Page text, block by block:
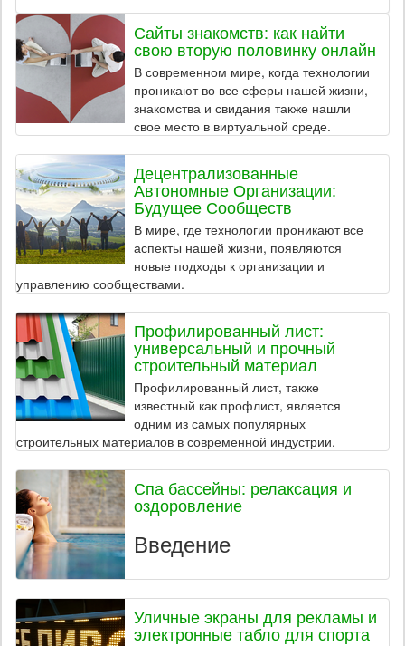
Сайты знакомств: как найти
свою вторую половинку онлайн
В современном мире, когда технологии
проникают во все сферы нашей жизни,
знакомства и свидания также нашли
свое место в виртуальной среде.
Децентрализованные
Автономные Организации:
Будущее Сообществ
В мире, где технологии проникают все
аспекты нашей жизни, появляются
новые подходы к организации и
управлению сообществами.
Профилированный лист:
универсальный и прочный
строительный материал
Профилированный лист, также
известный как профлист, является
одним из самых популярных
строительных материалов в современной индустрии.
Спа бассейны: релаксация и
оздоровление
Введение
Уличные экраны для рекламы и
электронные табло для спорта